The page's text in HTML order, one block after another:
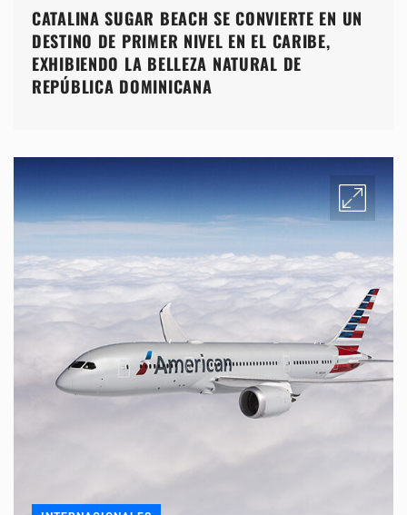
CATALINA SUGAR BEACH SE CONVIERTE EN UN
DESTINO DE PRIMER NIVEL EN EL CARIBE,
EXHIBIENDO LA BELLEZA NATURAL DE
REPÚBLICA DOMINICANA